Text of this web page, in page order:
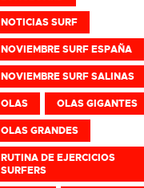
NOTICIAS SURF
NOVIEMBRE SURF ESPAÑA
NOVIEMBRE SURF SALINAS
OLAS OLAS GIGANTES
OLAS GRANDES
RUTINA DE EJERCICIOS
SURFERS